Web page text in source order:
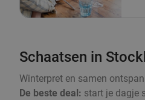
Schaatsen in
Winterpret en samen
De beste deal: start je dagje